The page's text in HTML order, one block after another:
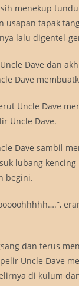
menekup
usapan tapak
lalu digentel-
Dave dan
Dave
Uncle Dave
Uncle Dave.
Dave sambil
lubang
begini.
dan terus
Uncle Dave
di kulum